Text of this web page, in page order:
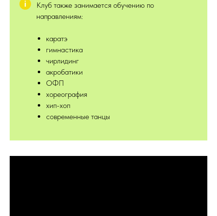
Клуб также занимается обучению по
направлениям:
каратэ
гимнастика
чирлидинг
акробатики
ОФП
хореография
хип-хоп
современные танцы